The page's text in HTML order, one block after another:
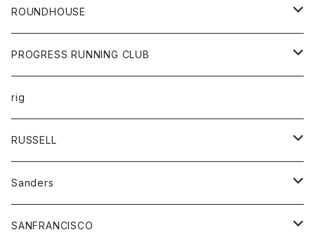
カーディガン
ニット
ショートパンツ
パンツ
レディース
カットソー
コート
ボトム
ROUNDHOUSE
エプロン
キッズ
オーバーオール
ボトム
ペインターパンツ
PROGRESS RUNNING CLUB
トップス
Tシャツ
グッズ
帽子
rig
RUSSELL
アウター
コート
スカート
Sanders
グッズ
SANFRANCISCO